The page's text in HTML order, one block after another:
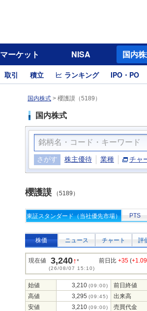
マーケット NISA 国内
取引 積立 ランキング IPO・PO
国内株式 > 櫻護謨（5189）
国内株式
さがす 株主優待 業種 チャ
櫻護謨 （5189）
東証スタンダード（当社優先市場） PTS
株価 ニュース チャート 評
現在値 3,240↑*
(26/08/07 15:10)
前日比 +35 (
始値 3,210 (09:00)
前日終値
高値
3,295 (09:45)
出来高
安値
3,210 (09:00) 売買代金